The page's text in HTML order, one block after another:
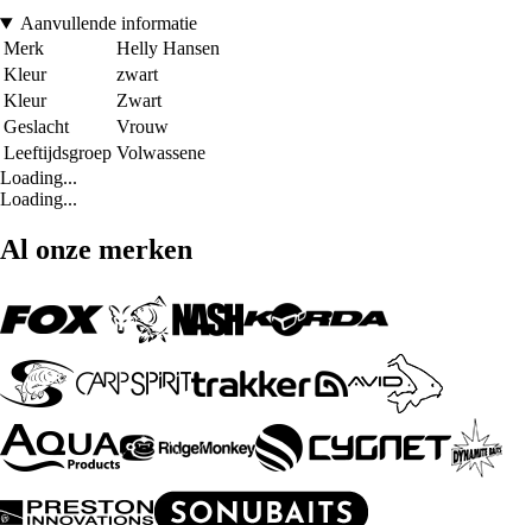
Aanvullende informatie
Merk
Helly Hansen
Kleur
zwart
Kleur
Zwart
Geslacht
Vrouw
Leeftijdsgroep Volwassene
Loading...
Loading...
Al onze merken